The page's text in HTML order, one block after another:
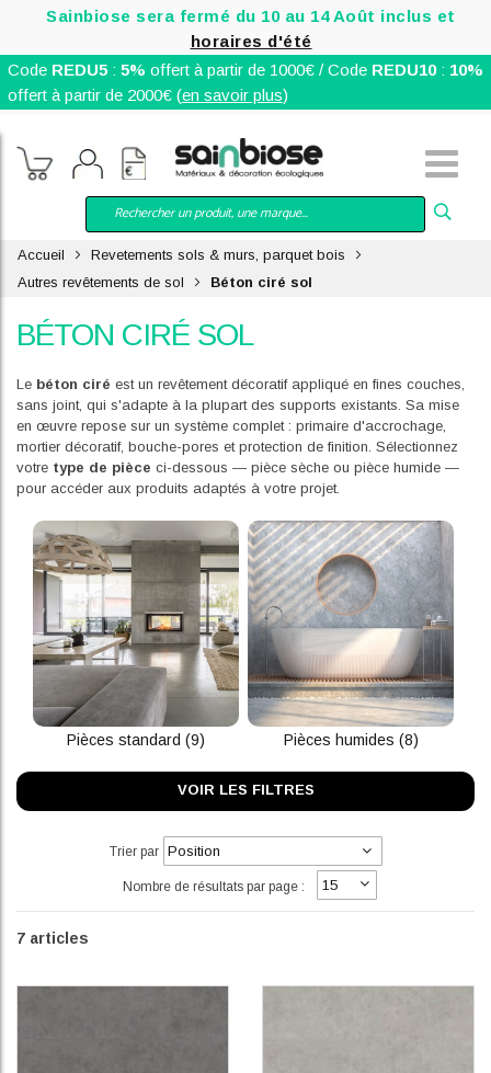
Sainbiose sera fermé du 10 au 14 Août inclus et
horaires d'été
Code REDU5: 5% offert à partir de 1000€ / Code REDU10: 10%
offert à partir de 2000€ (en savoir plus)
Accueil
Revetements sols & murs, parquet bois
Autres revêtements de sol
Béton ciré sol
BÉTON CIRÉ SOL
Le béton ciré est un revêtement décoratif appliqué en fines couches,
sans joint, qui s'adapte à la plupart des supports existants. Sa mise
en œuvre repose sur un système complet : primaire d'accrochage,
mortier décoratif, bouche-pores et protection de finition. Sélectionnez
votre type de pièce ci-dessous — pièce sèche ou pièce humide —
pour accéder aux produits adaptés à votre projet.
Pièces standard (9) Pièces humides (8)
VOIR LES FILTRES
Trier par
Nombre de résultats par page :
7 articles